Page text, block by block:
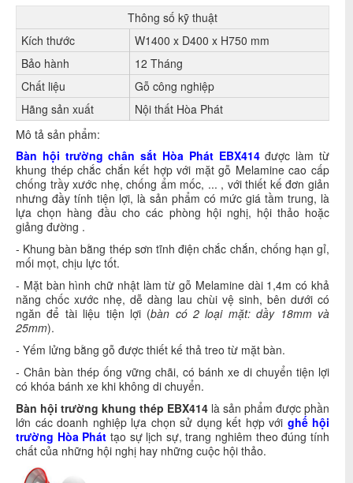
Thông số kỹ thuật
Kích thước
W1400 x D400 x H750 mm
Bảo hành
12 Tháng
Chất liệu
Gỗ công nghiệp
Hãng sản xuất
Nội thất Hòa Phát
Mô tả sản phẩm:
Bàn hội trường chân sắt Hòa PhátEBX414 được làm từ
khung thép chắc chắn kết hợp với mặt gỗ Melamine cao cấp
chống trầy xước nhẹ, chống ẩm mốc, ... , với thiết kế đơn giản
nhưng đầy tính tiện lợi, là sản phẩm có mức giá tầm trung, là
lựa chọn hàng đầu cho các phòng hội nghị, hội thảo hoặc
giảng đường .
- Khung bàn bằng thép sơn tĩnh điện chắc chắn, chống hạn gỉ,
mối mọt, chịu lực tốt.
- Mặt bàn hình chữ nhật làm từ gỗ Melamine dài 1,4m có khả
năng chốc xước nhẹ, dễ dàng lau chùi vệ sinh, bên dưới có
ngăn để tài liệu tiện lợi (bàn có 2 loại mặt: dầy 18mm và
25mm).
- Yếm lửng bằng gỗ được thiết kế thả treo từ mặt bàn.
- Chân bàn thép ống vững chãi, có bánh xe di chuyển tiện lợi
có khóa bánh xe khi không di chuyển.
Bàn hội trường khung thép EBX414 là sản phẩm được phần
lớn các doanh nghiệp lựa chọn sử dụng kết hợp với ghế hội
trường Hòa Phát tạo sự lịch sự, trang nghiêm theo đúng tính
chất của những hội nghị hay những cuộc hội thảo.